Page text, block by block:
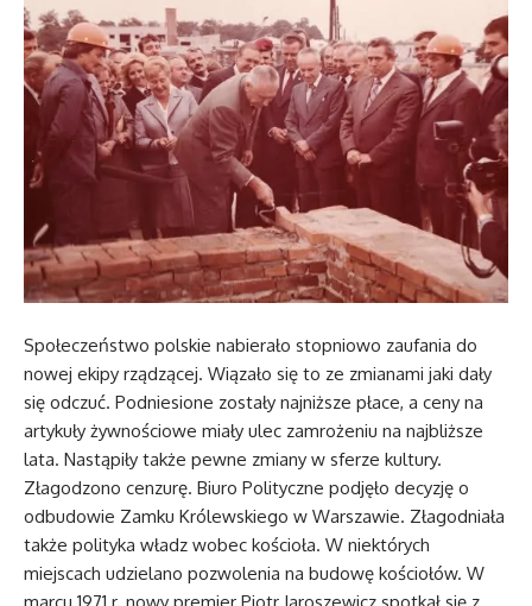
Społeczeństwo polskie nabierało stopniowo zaufania do
nowej ekipy rządzącej. Wiązało się to ze zmianami jaki dały
się odczuć. Podniesione zostały najniższe płace, a ceny na
artykuły żywnościowe miały ulec zamrożeniu na najbliższe
lata. Nastąpiły także pewne zmiany w sferze kultury.
Złagodzono cenzurę. Biuro Polityczne podjęło decyzję o
odbudowie Zamku Królewskiego w Warszawie. Złagodniała
także polityka władz wobec kościoła. W niektórych
miejscach udzielano pozwolenia na budowę kościołów. W